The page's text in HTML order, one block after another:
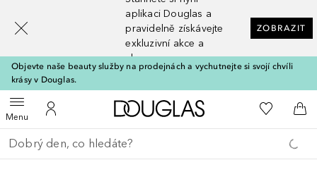
aplikaci Douglas a
pravidelně získávejte
exkluzivní akce a
slevy
ZOBRAZIT
Objevte naše beauty služby na prodejnách a vychutnejte si svojí chvíli
krásy v Douglas.
MenuOtevřít menuK mému účtu
Domů K mému
Do
Vraťte se
Proveďte vyhledávání
[navigation.slideout.screenreader]